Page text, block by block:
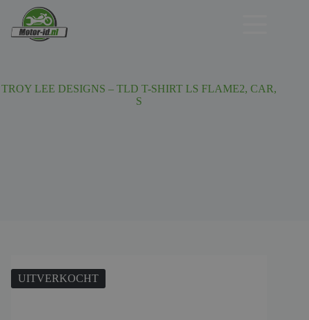
TROY LEE DESIGNS – TLD T-SHIRT LS FLAME2, CAR,
S
UITVERKOCHT